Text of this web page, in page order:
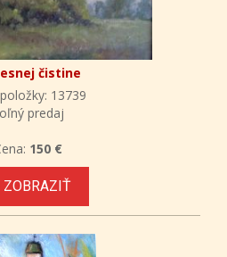
čistine
13739
predaj
150 €
ZOBRAZIŤ